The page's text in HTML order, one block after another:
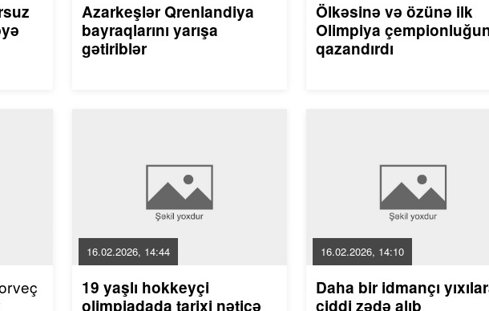
Azarkeşlər Qrenlandiya
bayraqlarını yarışa
gətiriblər
Ölkəsinə və özünə ilk
Olimpiya
qazandırdı
16.02.2026, 14:44
19 yaşlı hokkeyçi
olimpiadada tarixi nəticə
16.02.2026, 14:10
Daha bir idmançı
ciddi zədə alıb